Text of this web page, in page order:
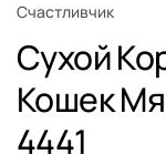
Счастливчик
Сухой
Кошек
4441